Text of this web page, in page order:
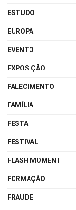
ESTUDO
EUROPA
EVENTO
EXPOSIÇÃO
FALECIMENTO
FAMÍLIA
FESTA
FESTIVAL
FLASH MOMENT
FORMAÇÃO
FRAUDE